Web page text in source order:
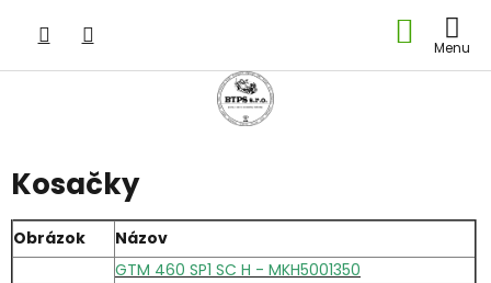
obsah
KOŠÍK
Kosačky
Obrázok
Názov
GTM 460 SP1 SC H - MKH5001350